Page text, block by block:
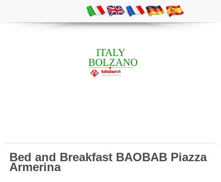
ITALY
BOLZANO
Bed and Breakfast BAOBAB Piazza
Armerina